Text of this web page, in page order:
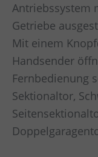
Antriebssystem
Getriebe
Mit einem
Handsender
Fernbedienung
Sektionaltor,